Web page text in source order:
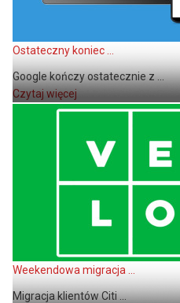
Ostateczny koniec ...
Google kończy ostatecznie z ...
Czytaj więcej
Weekendowa migracja ...
Migracja klientów Citi ...